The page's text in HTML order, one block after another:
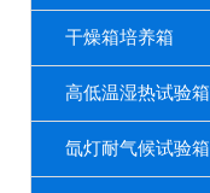
干燥箱培养箱
高低温湿热试验箱
氙灯耐气候试验箱